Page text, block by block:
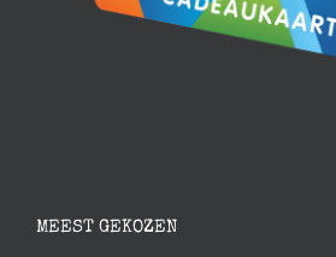
MEEST GEKOZEN